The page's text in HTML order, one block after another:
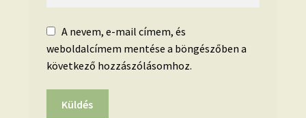
A nevem, e-mail címem, és
weboldalcímem mentése a böngészőben a
következő hozzászólásomhoz.